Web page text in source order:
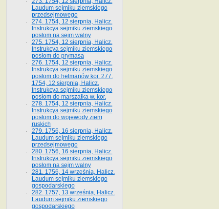
Laudum sejmiku ziemskiego
przedsejmowego
274. 1754, 12 sierpnia, Halicz.
Instrukcya sejmiku ziemskiego
posłom na sejm walny
275. 1754, 12 sierpnia, Halicz.
Instrukcya sejmiku ziemskiego
posłom do prymasa
276. 1754, 12 sierpnia, Halicz.
Instrukcya sejmiku ziemskiego
posłom do hetmanów kor. 277.
1754, 12 sierpnia, Halicz.
Instrukcya sejmiku ziemskiego
posłom do marszałka w. kor.
278. 1754, 12 sierpnia, Halicz.
Instrukcya sejmiku ziemskiego
posłom do wojewody ziem
ruskich
279. 1756, 16 sierpnia, Halicz.
Laudum sejmiku ziemskiego
przedsejmowego
280. 1756, 16 sierpnia, Halicz.
Instrukcya sejmiku ziemskiego
posłom na sejm walny
281. 1756, 14 września, Halicz.
Laudum sejmiku ziemskiego
gospodarskiego
282. 1757, 13 września, Halicz.
Laudum sejmiku ziemskiego
gospodarskiego